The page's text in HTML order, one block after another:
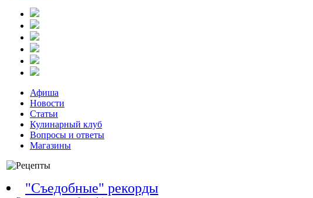
Афиша
Новости
Статьи
Кулинарный клуб
Вопросы и ответы
Магазины
"Съедобные" рекорды